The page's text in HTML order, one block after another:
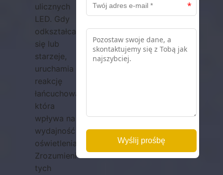
ulicznych
LED. Gdy
odkształca
się lub
starzeje,
uruchamia
reakcję
łańcuchową,
która
wpływa na
wydajność
oświetlenia.
Zrozumienie
tych